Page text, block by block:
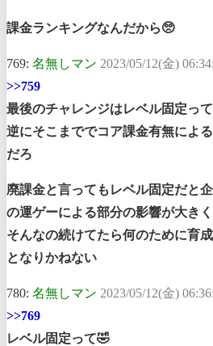
課金ランキングなんだから🥺
769: 名無しマン 2023/05/12(金)
>>759
最後のチャレンジはレベル固定っ
逆にそこまででコア課金有無によ
だろ
廃課金と言ってもレベル固定だと
の運ゲーによる部分の影響が大き
そんなの続けてたら何のために育
となりかねない
780: 名無しマン 2023/05/12(金)
>>769
レベル固定って🤣